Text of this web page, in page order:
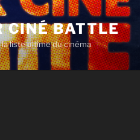
CINÉ BATTLE
liste ultime du cinéma